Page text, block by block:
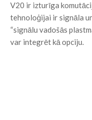
V20 ir izturīga
tehnoloģijai ir signāla
“signālu vadošās
var integrēt kā opciju.